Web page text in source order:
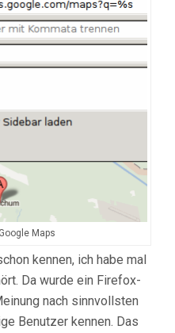
Maps
kennen, ich habe mal
Da wurde ein Firefox-
nach sinnvollsten
Benutzer kennen. Das